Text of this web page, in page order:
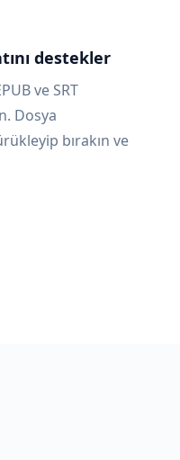
destekler
ve SRT
Dosya
bırakın ve